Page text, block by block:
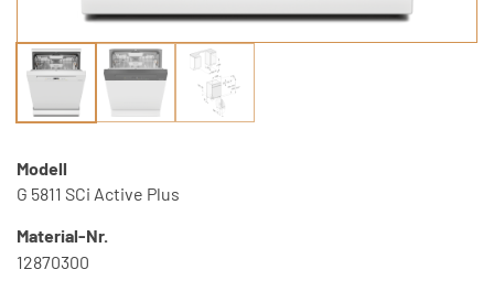
Modell
G 5811 SCi Active Plus
Material-Nr.
12870300